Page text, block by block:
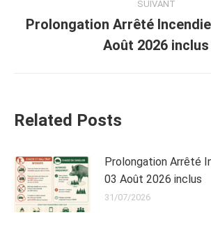
SUIVANT
suivant
Prolongation Arrêté Incendie
Août 2026 inclus
Related Posts
Prolongation Arrêté
03 Août 2026 inclus
31/07/2026